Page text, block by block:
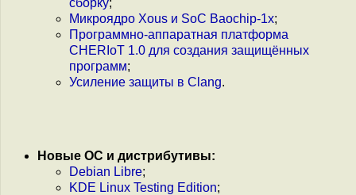
Микроядро Xous и SoC Baochip-1x;
Программно-аппаратная платформа
CHERIoT 1.0 для создания защищённых
программ;
Усиление защиты в Clang.
Новые ОС и дистрибутивы:
Debian Libre;
KDE Linux Testing Edition;